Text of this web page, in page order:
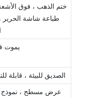
ختم الذهب ، فوق
يموت
الصديق للبيئة ، قابلة
عرض مسطح ، نموذج